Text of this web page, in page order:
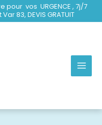
vos URGENCE , 7j/7
83, DEVIS GRATUIT